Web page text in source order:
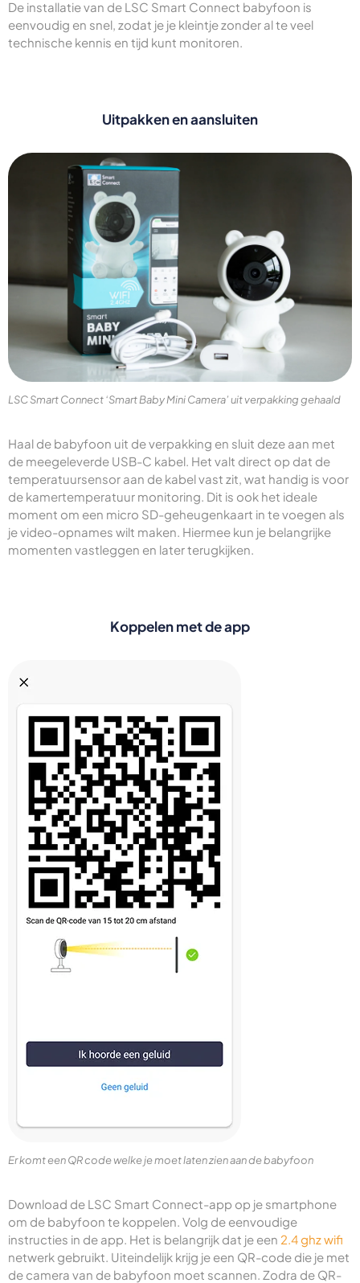
De installatie van de LSC Smart Connect babyfoon is
eenvoudig en snel, zodat je je kleintje zonder al te veel
technische kennis en tijd kunt monitoren.
Uitpakken en aansluiten
LSC Smart Connect ‘Smart Baby Mini Camera’ uit verpakking gehaald
Haal de babyfoon uit de verpakking en sluit deze aan met
de meegeleverde USB-C kabel. Het valt direct op dat de
temperatuursensor aan de kabel vast zit, wat handig is voor
de kamertemperatuur monitoring. Dit is ook het ideale
moment om een micro SD-geheugenkaart in te voegen als
je video-opnames wilt maken. Hiermee kun je belangrijke
momenten vastleggen en later terugkijken.
Koppelen met de app
Er komt een QR code welke je moet laten zien aan de babyfoon
Download de LSC Smart Connect-app op je smartphone
om de babyfoon te koppelen. Volg de eenvoudige
instructies in de app. Het is belangrijk dat je een 2.4 ghz wifi
netwerk gebruikt. Uiteindelijk krijg je een QR-code die je met
de camera van de babyfoon moet scannen. Zodra de QR-